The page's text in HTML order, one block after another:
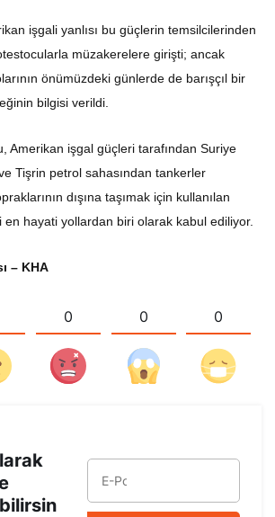
işgali yanlısı bu güçlerin temsilcilerinden
müzakerelere girişti; ancak
önümüzdeki günlerde de barışçıl bir
bilgisi verildi.
Amerikan işgal güçleri tarafından Suriye
Tişrin petrol sahasından tankerler
dışına taşımak için kullanılan
en hayati yollardan biri olarak kabul ediliyor.
– KHA
0 0 0